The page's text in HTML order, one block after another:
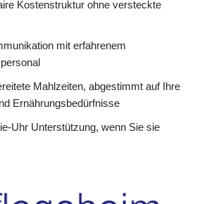
Kostenstruktur ohne versteckte
mit erfahrenem
Mahlzeiten, abgestimmt auf Ihre
Ernährungsbedürfnisse
Uhr Unterstützung, wenn Sie sie